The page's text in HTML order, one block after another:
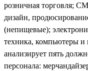
розничная торговля;
дизайн,
(непищевые);
техника, компьютеры
анализирует пять
персонала: